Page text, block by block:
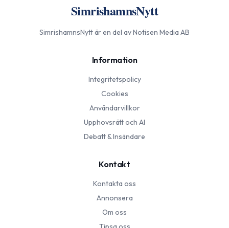
SimrishamnsNytt
SimrishamnsNyttär en del av Notisen Media AB
Information
Integritetspolicy
Cookies
Användarvillkor
Upphovsrätt och AI
Debatt & Insändare
Kontakt
Kontakta oss
Annonsera
Om oss